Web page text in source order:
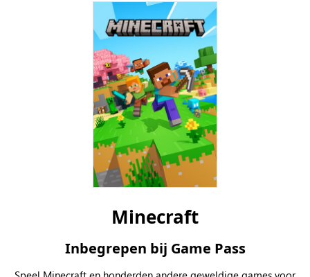
Minecraft
Inbegrepen bij Game Pass